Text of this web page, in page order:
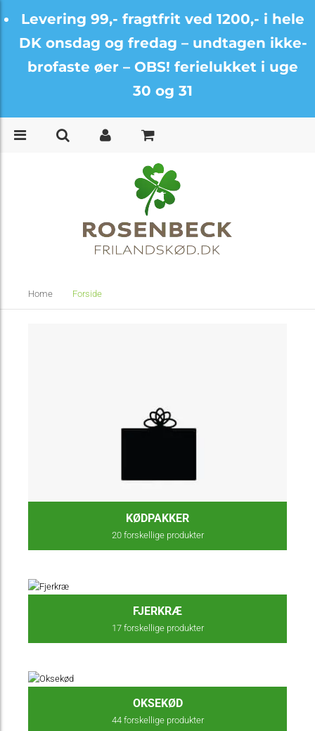
Levering 99,- fragtfrit ved 1200,- i hele
DK onsdag og fredag – undtagen ikke-
brofaste øer – OBS! ferielukket i uge
30 og 31
Home Forside
KØDPAKKER
20forskellige produkter
FJERKRÆ
17forskellige produkter
OKSEKØD
44forskellige produkter